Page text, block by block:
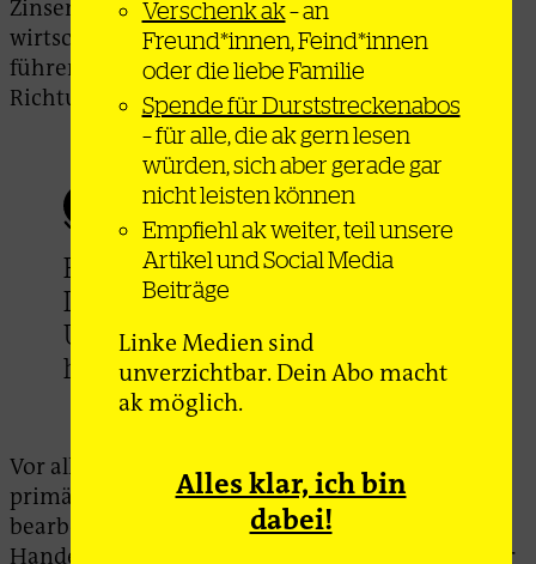
Zinsentscheidung, die nicht zu schweren
wirtschaftlichen und sozialen Verwerfungen
führen würde. Deshalb dauert der
Richtungskampf seit Jahren an.
Für die politischen Kräfte im
Land wäre ein qualitativer
Umbau der Wirtschaft mit
hohen Risiken verbunden.
Vor allem aber ist die Krise an sich zu tief, um
primär mit währungspolitischen Instrumenten
bearbeitet zu werden. Ursächlich sind die hohen
Handels- und Leistungsbilanzdefizite, die aus der
Verschenk ak– an
Freund*innen, Feind*innen
oder die liebe Familie
Spende für Durststreckenabos
– für alle, die ak gern lesen
würden, sich aber gerade gar
nicht leisten können
Empfiehl ak weiter, teil unsere
Artikel und Social Media
Beiträge
Linke Medien sind
unverzichtbar. Dein Abo macht
ak möglich.
Alles klar, ich bin
dabei!